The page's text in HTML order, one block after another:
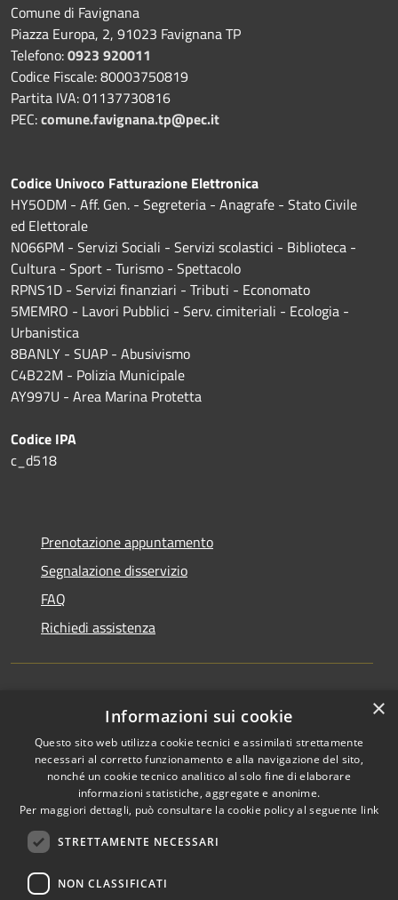
Comune di Favignana
Piazza Europa, 2, 91023 Favignana TP
Telefono:0923 920011
Codice Fiscale: 80003750819
Partita IVA: 01137730816
PEC:comune.favignana.tp@pec.it
Codice Univoco Fatturazione Elettronica
HY5ODM - Aff. Gen. - Segreteria - Anagrafe - Stato Civile
ed Elettorale
N066PM - Servizi Sociali - Servizi scolastici - Biblioteca -
Cultura - Sport - Turismo - Spettacolo
RPNS1D - Servizi finanziari - Tributi - Economato
5MEMRO - Lavori Pubblici - Serv. cimiteriali - Ecologia -
Urbanistica
8BANLY - SUAP - Abusivismo
C4B22M - Polizia Municipale
AY997U - Area Marina Protetta
Codice IPA
c_d518
Prenotazione appuntamento
Segnalazione disservizio
FAQ
Richiedi assistenza
Amministrazione trasparente
Informativa privacy
Note legali
Dichiarazione di accessibilità
RSS
×
Informazioni sui cookie
Questo sito web utilizza cookie tecnici e assimilati strettamente
necessari al corretto funzionamento e alla navigazione del sito,
nonché un cookie tecnico analitico al solo fine di elaborare
informazioni statistiche, aggregate e anonime.
Per maggiori dettagli, può consultare la cookie policy al seguente link
STRETTAMENTE NECESSARI
NON CLASSIFICATI